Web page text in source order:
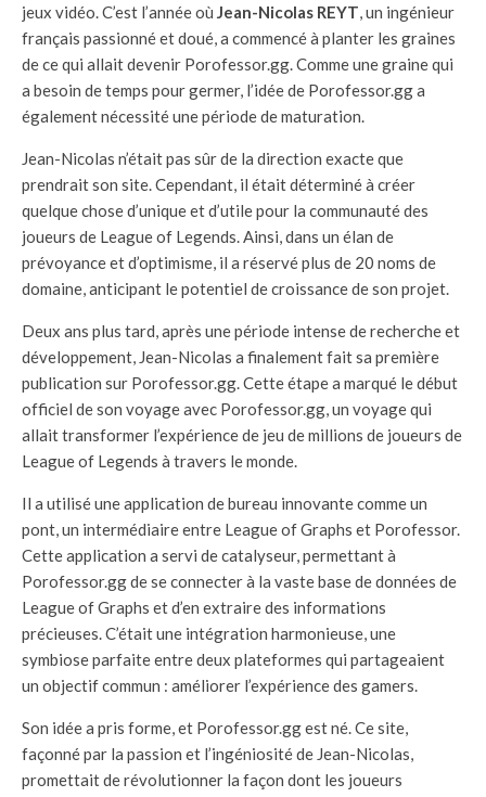
jeux vidéo. C’est l’année où Jean-Nicolas REYT, un ingénieur
français passionné et doué, a commencé à planter les graines
de ce qui allait devenir Porofessor.gg. Comme une graine qui
a besoin de temps pour germer, l’idée de Porofessor.gg a
également nécessité une période de maturation.
Jean-Nicolas n’était pas sûr de la direction exacte que
prendrait son site. Cependant, il était déterminé à créer
quelque chose d’unique et d’utile pour la communauté des
joueurs de League of Legends. Ainsi, dans un élan de
prévoyance et d’optimisme, il a réservé plus de 20 noms de
domaine, anticipant le potentiel de croissance de son projet.
Deux ans plus tard, après une période intense de recherche et
développement, Jean-Nicolas a finalement fait sa première
publication sur Porofessor.gg. Cette étape a marqué le début
officiel de son voyage avec Porofessor.gg, un voyage qui
allait transformer l’expérience de jeu de millions de joueurs de
League of Legends à travers le monde.
Il a utilisé une application de bureau innovante comme un
pont, un intermédiaire entre League of Graphs et Porofessor.
Cette application a servi de catalyseur, permettant à
Porofessor.gg de se connecter à la vaste base de données de
League of Graphs et d’en extraire des informations
précieuses. C’était une intégration harmonieuse, une
symbiose parfaite entre deux plateformes qui partageaient
un objectif commun : améliorer l’expérience des gamers.
Son idée a pris forme, et Porofessor.gg est né. Ce site,
façonné par la passion et l’ingéniosité de Jean-Nicolas,
promettait de révolutionner la façon dont les joueurs